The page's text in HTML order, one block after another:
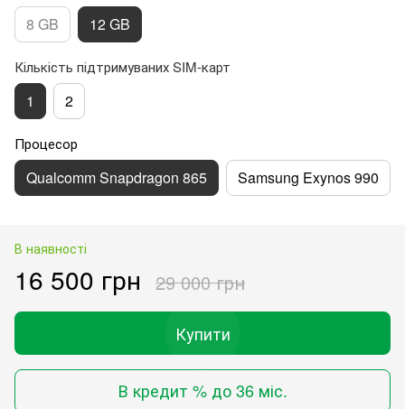
8 GB 12 GB
Кількість підтримуваних SIM-карт
1 2
Процесор
Qualcomm Snapdragon 865 Samsung Exynos 990
В наявності
16 500 грн 29 000 грн
Купити
В кредит % до 36 міс.